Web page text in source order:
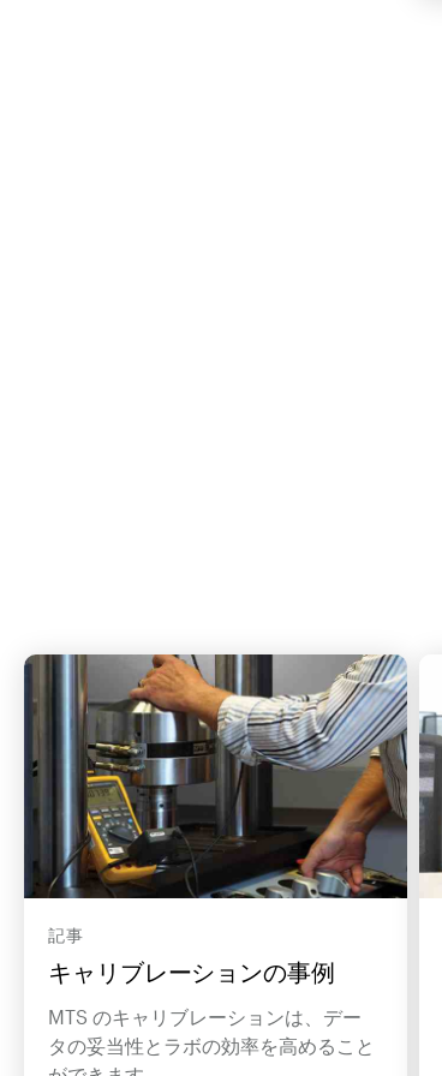
記事
キャリブレーションの事例
MTS のキャリブレーションは、デー
タの妥当性とラボの効率を高めること